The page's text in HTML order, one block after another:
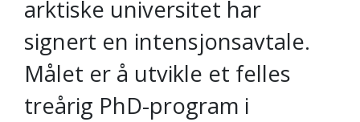
arktiske universitet har
signert en intensjonsavtale.
Målet er å utvikle et felles
treårig PhD-program i